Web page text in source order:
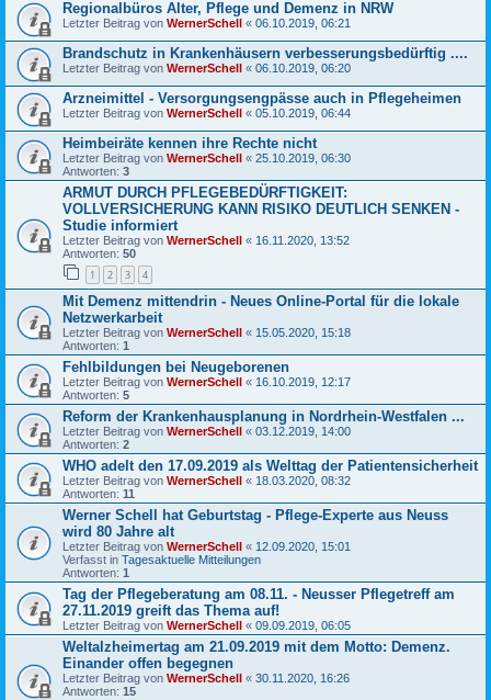
Regionalbüros Alter, Pflege und Demenz in NRW
Letzter Beitrag von WernerSchell « 06.10.2019, 06:21
Brandschutz in Krankenhäusern verbesserungsbedürftig ....
Letzter Beitrag von WernerSchell « 06.10.2019, 06:20
Arzneimittel - Versorgungsengpässe auch in Pflegeheimen
Letzter Beitrag von WernerSchell « 05.10.2019, 06:44
Heimbeiräte kennen ihre Rechte nicht
Letzter Beitrag von WernerSchell « 25.10.2019, 06:30
Antworten: 3
ARMUT DURCH PFLEGEBEDÜRFTIGKEIT:
VOLLVERSICHERUNG KANN RISIKO DEUTLICH SENKEN -
Studie informiert
Letzter Beitrag von WernerSchell « 16.11.2020, 13:52
Antworten: 50
1 2 3 4
Mit Demenz mittendrin - Neues Online-Portal für die lokale
Netzwerkarbeit
Letzter Beitrag von WernerSchell « 15.05.2020, 15:18
Antworten: 1
Fehlbildungen bei Neugeborenen
Letzter Beitrag von WernerSchell « 16.10.2019, 12:17
Antworten: 5
Reform der Krankenhausplanung in Nordrhein-Westfalen ...
Letzter Beitrag von WernerSchell « 03.12.2019, 14:00
Antworten: 2
WHO adelt den 17.09.2019 als Welttag der Patientensicherheit
Letzter Beitrag von WernerSchell « 18.03.2020, 08:32
Antworten: 11
Werner Schell hat Geburtstag - Pflege-Experte aus Neuss
wird 80 Jahre alt
Letzter Beitrag von WernerSchell « 12.09.2020, 15:01
Verfasst in Tagesaktuelle Mitteilungen
Antworten: 1
Tag der Pflegeberatung am 08.11. - Neusser Pflegetreff am
27.11.2019 greift das Thema auf!
Letzter Beitrag von WernerSchell « 09.09.2019, 06:05
Weltalzheimertag am 21.09.2019 mit dem Motto: Demenz.
Einander offen begegnen
Letzter Beitrag von WernerSchell « 30.11.2020, 16:26
Antworten: 15